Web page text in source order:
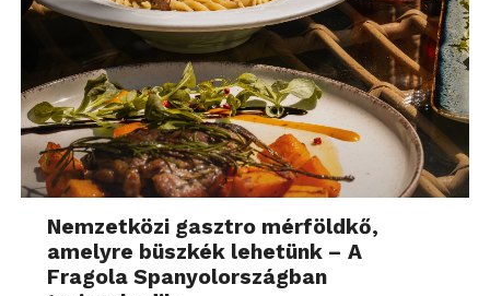
Nemzetközi gasztro mérföldkő,
amelyre büszkék lehetünk – A
Fragola Spanyolországban